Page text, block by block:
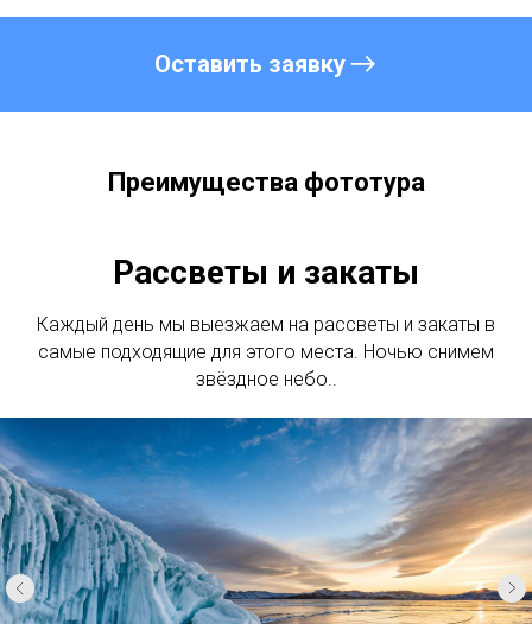
Оставить заявку
Преимущества фототура
Рассветы и закаты
Каждый день мы выезжаем на рассветы и закаты в
самые подходящие для этого места. Ночью снимем
звёздное небо..